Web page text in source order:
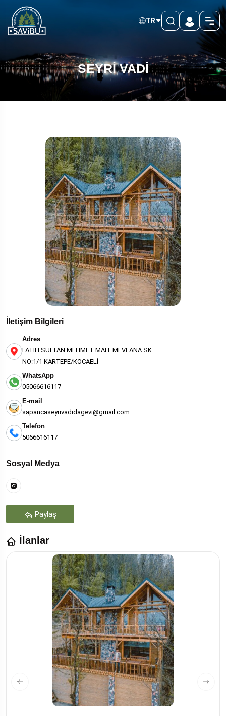
TR
SEYRİ VADİ
İletişim Bilgileri
Adres
FATİH SULTAN MEHMET MAH. MEVLANA SK.
NO:1/1 KARTEPE/KOCAELİ
WhatsApp
05066616117
E-mail
sapancaseyrivadidagevi@gmail.com
Telefon
5066616117
Sosyal Medya
Paylaş
İlanlar